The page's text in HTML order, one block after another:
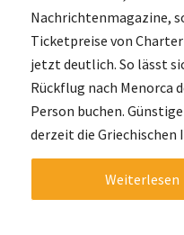
Nachrichtenmagazine,
Ticketpreise von
jetzt deutlich. So lässt
Rückflug nach Menorca
Person buchen.
derzeit die Griechischen
Weiterlesen